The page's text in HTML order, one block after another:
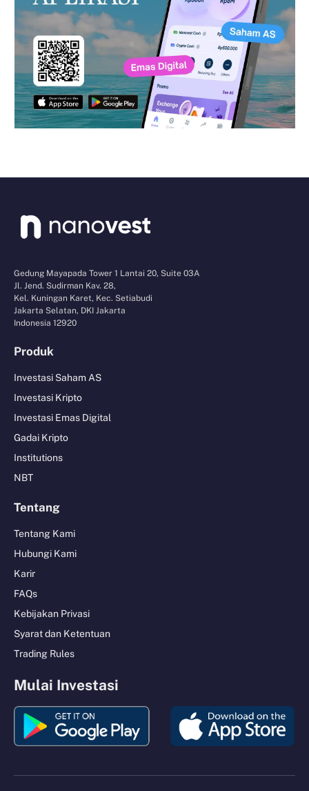
Gedung Mayapada Tower 1 Lantai 20, Suite 03A
Jl. Jend. Sudirman Kav. 28,
Kel. Kuningan Karet, Kec. Setiabudi
Jakarta Selatan, DKI Jakarta
Indonesia 12920
Produk
Investasi Saham AS
Investasi Kripto
Investasi Emas Digital
Gadai Kripto
Institutions
NBT
Tentang
Tentang Kami
Hubungi Kami
Karir
FAQs
Kebijakan Privasi
Syarat dan Ketentuan
Trading Rules
Mulai Investasi